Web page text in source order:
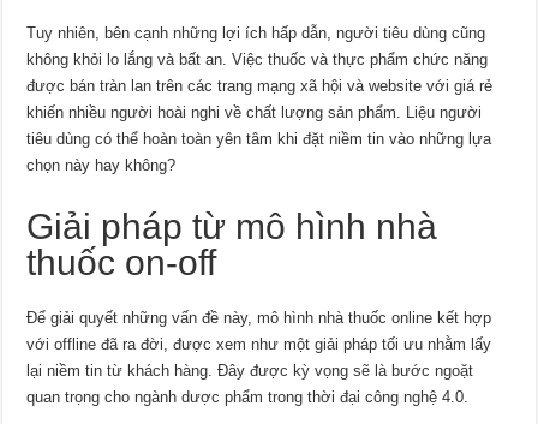
Tuy nhiên, bên cạnh những lợi ích hấp dẫn, người tiêu dùng cũng
không khỏi lo lắng và bất an. Việc thuốc và thực phẩm chức năng
được bán tràn lan trên các trang mạng xã hội và website với giá rẻ
khiến nhiều người hoài nghi về chất lượng sản phẩm. Liệu người
tiêu dùng có thể hoàn toàn yên tâm khi đặt niềm tin vào những lựa
chọn này hay không?
Giải pháp từ mô hình nhà
thuốc on-off
Để giải quyết những vấn đề này, mô hình nhà thuốc online kết hợp
với offline đã ra đời, được xem như một giải pháp tối ưu nhằm lấy
lại niềm tin từ khách hàng. Đây được kỳ vọng sẽ là bước ngoặt
quan trọng cho ngành dược phẩm trong thời đại công nghệ 4.0.